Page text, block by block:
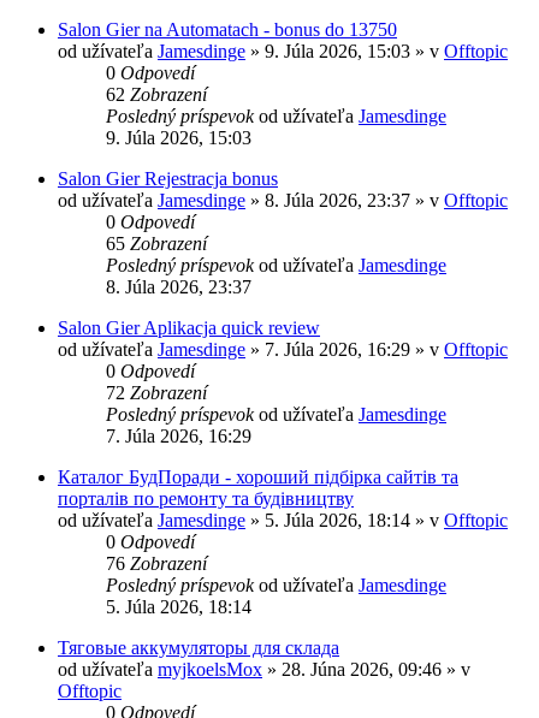
Salon Gier na Automatach - bonus do 13750
od užívateľa Jamesdinge » 9. Júla 2026, 15:03 » v Offtopic
0 Odpovedí
62 Zobrazení
Posledný príspevokod užívateľa Jamesdinge
9. Júla 2026, 15:03
Salon Gier Rejestracja bonus
od užívateľa Jamesdinge » 8. Júla 2026, 23:37 » v Offtopic
0 Odpovedí
65 Zobrazení
Posledný príspevokod užívateľa Jamesdinge
8. Júla 2026, 23:37
Salon Gier Aplikacja quick review
od užívateľa Jamesdinge » 7. Júla 2026, 16:29 » v Offtopic
0 Odpovedí
72 Zobrazení
Posledný príspevokod užívateľa Jamesdinge
7. Júla 2026, 16:29
Каталог БудПоради - хороший підбірка сайтів та
порталів по ремонту та будівництву
od užívateľa Jamesdinge » 5. Júla 2026, 18:14 » v Offtopic
0 Odpovedí
76 Zobrazení
Posledný príspevokod užívateľa Jamesdinge
5. Júla 2026, 18:14
Тяговые аккумуляторы для склада
od užívateľa myjkoelsMox » 28. Júna 2026, 09:46 » v
Offtopic
0 Odpovedí